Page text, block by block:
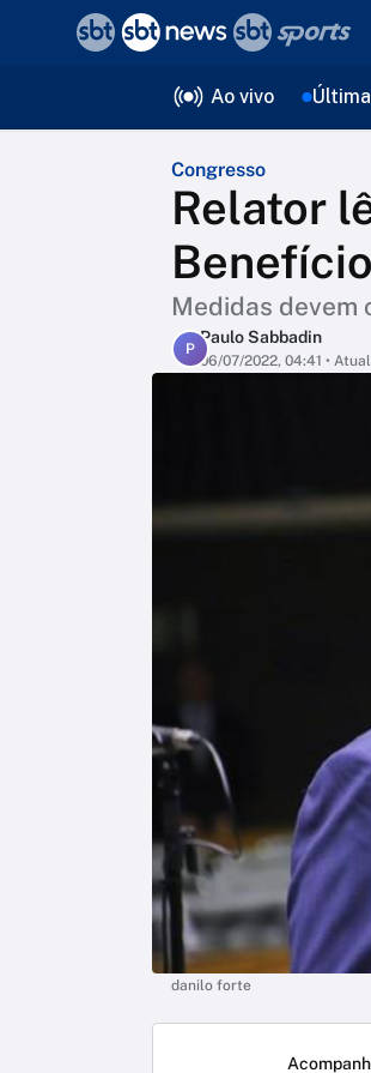
Ao vivo
Congresso
Relator
Medidas devem
P
Paulo Sabbadin
06/07/2022, 04:41 •
danilo forte
voltar
Editorias